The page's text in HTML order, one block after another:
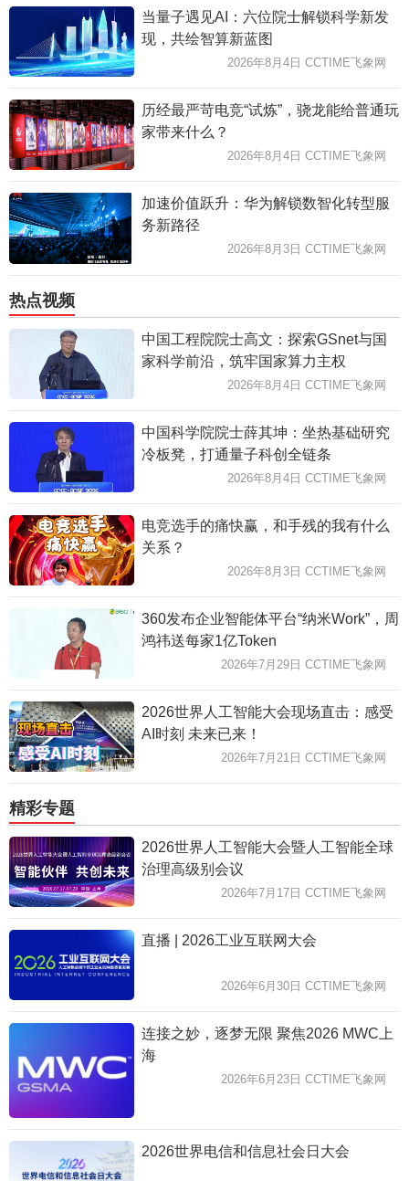
当量子遇见AI：六位院士解锁科学新发
现，共绘智算新蓝图
2026年8月4日 CCTIME飞象网
历经最严苛电竞“试炼”，骁龙能给普通玩
家带来什么？
2026年8月4日 CCTIME飞象网
加速价值跃升：华为解锁数智化转型服
务新路径
2026年8月3日 CCTIME飞象网
热点视频
中国工程院院士高文：探索GSnet与国
家科学前沿，筑牢国家算力主权
2026年8月4日 CCTIME飞象网
中国科学院院士薛其坤：坐热基础研究
冷板凳，打通量子科创全链条
2026年8月4日 CCTIME飞象网
电竞选手的痛快赢，和手残的我有什么
关系？
2026年8月3日 CCTIME飞象网
360发布企业智能体平台“纳米Work”，周
鸿祎送每家1亿Token
2026年7月29日 CCTIME飞象网
2026世界人工智能大会现场直击：感受
AI时刻 未来已来！
2026年7月21日 CCTIME飞象网
精彩专题
2026世界人工智能大会暨人工智能全球
治理高级别会议
2026年7月17日 CCTIME飞象网
直播 | 2026工业互联网大会
2026年6月30日 CCTIME飞象网
连接之妙，逐梦无限 聚焦2026 MWC上
海
2026年6月23日 CCTIME飞象网
2026世界电信和信息社会日大会